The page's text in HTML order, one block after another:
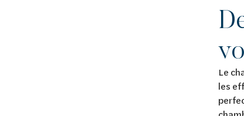
Le
les